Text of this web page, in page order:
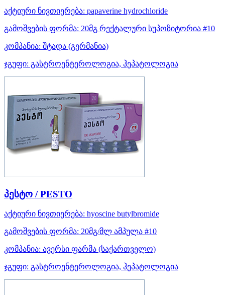
აქტიური ნივთიერება: papaverine hydrochloride
გამოშვების ფორმა: 20მგ რექტალური სუპოზიტორია #10
კომპანია: შტადა (გერმანია)
ჯგუფი: გასტროენტეროლოგია, ჰეპატოლოგია
პესტო / PESTO
აქტიური ნივთიერება: hyoscine butylbromide
გამოშვების ფორმა: 20მგ/მლ ამპულა #10
კომპანია: ავერსი ფარმა (საქართველო)
ჯგუფი: გასტროენტეროლოგია, ჰეპატოლოგია